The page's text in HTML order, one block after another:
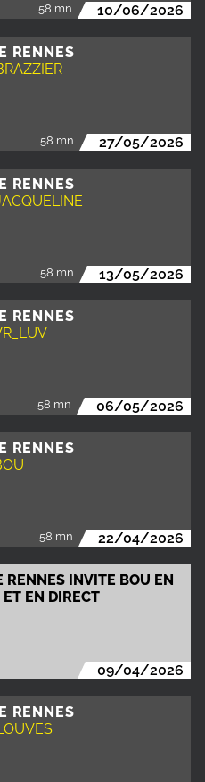
58 mn 10/06/2026
RENNES
58 mn 27/05/2026
RENNES
58 mn 13/05/2026
RENNES
58 mn 06/05/2026
RENNES
58 mn 22/04/2026
RENNES INVITE BOU EN
EN DIRECT
09/04/2026
RENNES